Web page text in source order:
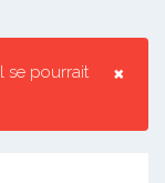
×
se pourrait